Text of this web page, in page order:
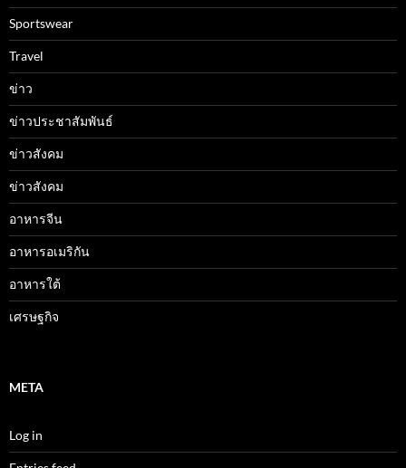
Sportswear
Travel
ข่าว
ข่าวประชาสัมพันธ์
ข่าวสังคม
ข่าวสังคม
อาหารจีน
อาหารอเมริกัน
อาหารใต้
เศรษฐกิจ
META
Log in